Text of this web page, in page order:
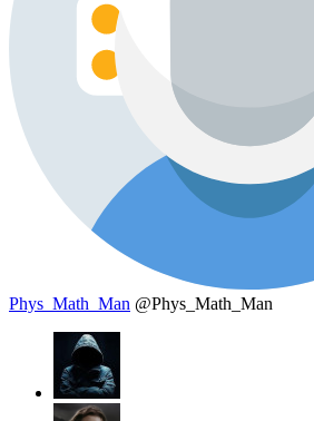
Phys_Math_Man @Phys_Math_Man